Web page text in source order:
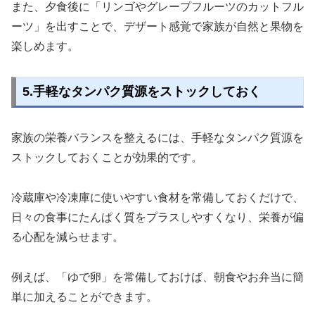
また、夕食後に「リンゴやグレープフルーツのカットフル
ーツ」を出すことで、デザート感覚で家族が自然と果物を
楽しめます。
5.手軽なタンパク質源をストックしておく
家族の栄養バランスを整えるには、手軽なタンパク質源を
ストックしておくことが効果的です。
冷蔵庫や冷凍庫に使いやすい食材を常備しておくだけで、
日々の食事にたんぱく質をプラスしやすくなり、栄養が偏
る心配を減らせます。
例えば、「ゆで卵」を常備しておけば、朝食やお弁当に簡
単に加えることができます。